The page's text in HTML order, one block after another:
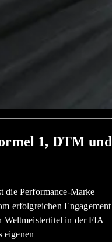
1, DTM und
die Performance-Marke
erfolgreichen Engagement
in der FIA
eigenen